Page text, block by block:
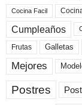
Cocina Facil
Cumpleaños
Frutas Galletas
Mejores
Postres